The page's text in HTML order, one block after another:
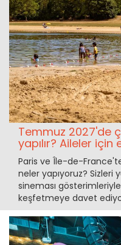
Temmuz 2027'de
yapılır? Aileler için
Paris ve Île-de-
neler yapıyoruz? Sizleri
sineması
keşfetmeye davet